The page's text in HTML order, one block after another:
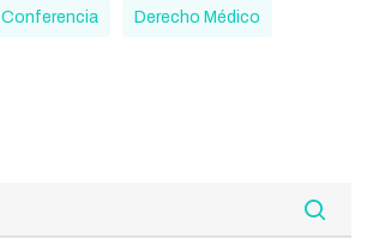
Conferencia Derecho Médico